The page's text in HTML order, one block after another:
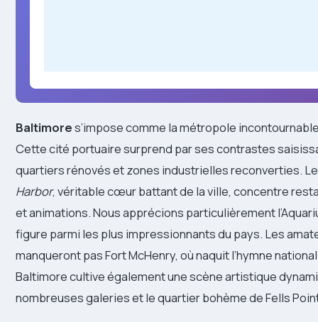
Baltimores’impose comme la métropole
Cette cité portuaire surprend par ses contrastes
quartiers rénovés et zones industrielles reconverties.
Harbor, véritable cœur battant de la ville, concentre
et animations. Nous apprécions particulièrement
figure parmi les plus impressionnants du pays. Les
manqueront pas Fort McHenry, où naquit l’hymne
Baltimore cultive également une scène artistique
nombreuses galeries et le quartier bohème de Fells